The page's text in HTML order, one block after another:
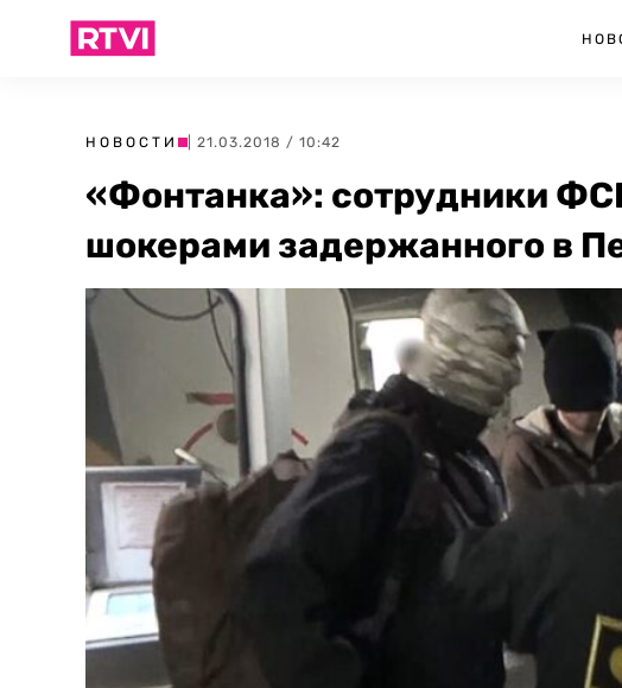
НОВОСТИ | 21.03.2018 / 10:42
«Фонтанка»: сотрудники
шокерами задержанного в